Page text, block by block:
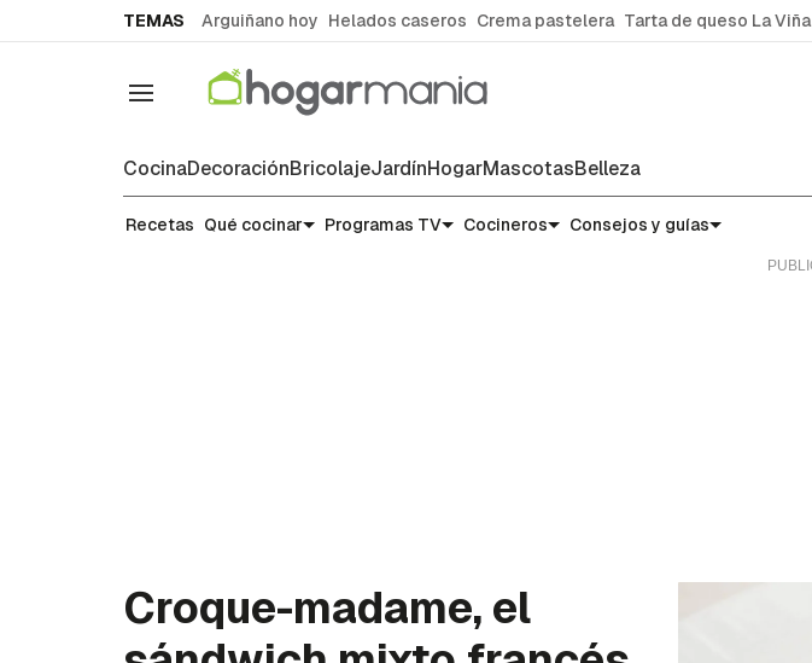
TEMAS Arguiñano hoy Helados caseros Crema pastelera Tarta de queso La Viña
Navegación
CocinaDecoraciónBricolajeJardínHogarMascotasBelleza
Recetas
Recetas Qué cocinar Programas TV Cocineros Consejos y guías
Croque-madame, el